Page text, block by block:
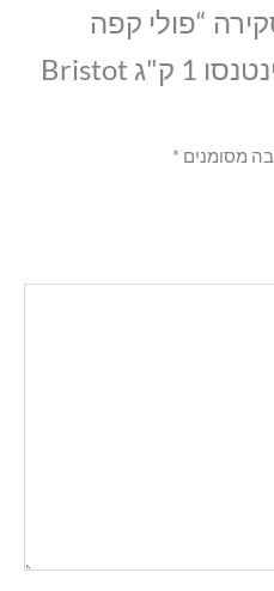
“פולי קפה
בריסטוט קלאסיקו אינטנסו 1 ק"ג Bristot
מסומנים *